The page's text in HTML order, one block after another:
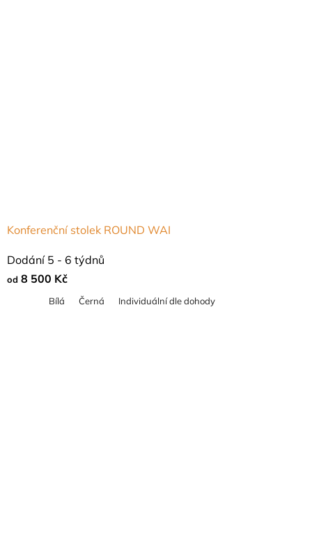
Konferenční stolek ROUND WAI
Dodání 5 - 6 týdnů
od 8 500 Kč
Bílá Černá Individuální dle dohody